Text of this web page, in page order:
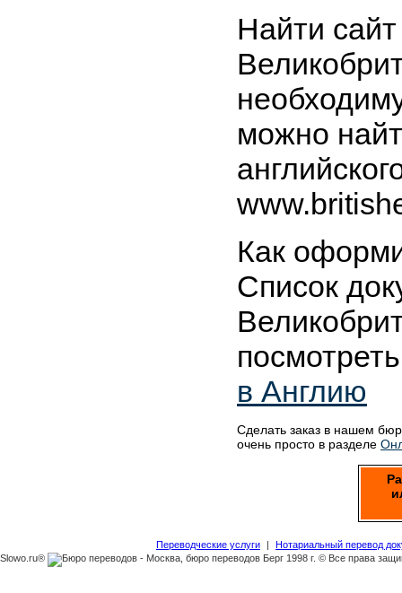
Найти
можно
Как
Список
в Англию
Сделать заказ в нашем
очень просто в разделе
Переводческие услуги |
Нотариальный перевод
Slowo.ru®
1998 г. © Все права